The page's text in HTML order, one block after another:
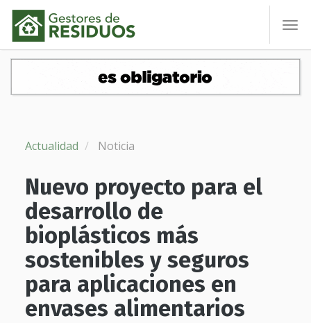
Actualidad Noticia
Nuevo proyecto para el
desarrollo de
bioplásticos más
sostenibles y seguros
para aplicaciones en
envases alimentarios